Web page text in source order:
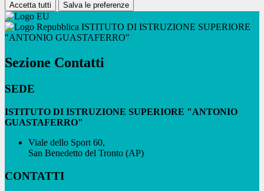
Accetta tutti Salva le preferenze
ISTITUTO DI ISTRUZIONE SUPERIORE
"ANTONIO GUASTAFERRO"
Sezione Contatti
SEDE
ISTITUTO DI ISTRUZIONE SUPERIORE "ANTONIO
GUASTAFERRO"
Viale dello Sport 60,
San Benedetto del Tronto (AP)
CONTATTI